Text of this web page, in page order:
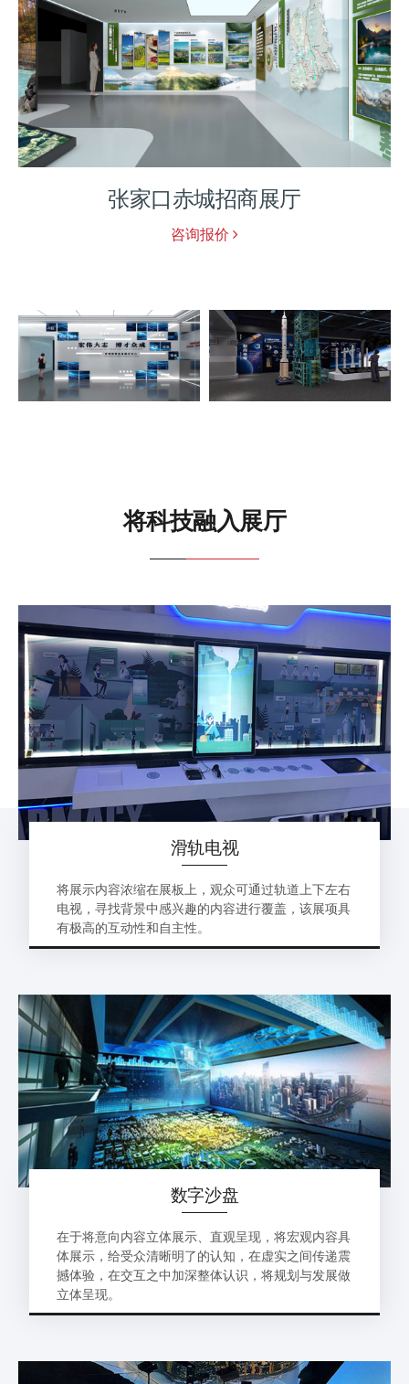
英才校史馆
咨询报价
将科技融入展厅
滑轨电视
将展示内容浓缩在展板上，观众可通过轨道上下左右
电视，寻找背景中感兴趣的内容进行覆盖，该展项具
有极高的互动性和自主性。
数字沙盘
在于将意向内容立体展示、直观呈现，将宏观内容具
体展示，给受众清晰明了的认知，在虚实之间传递震
撼体验，在交互之中加深整体认识，将规划与发展做
立体呈现。